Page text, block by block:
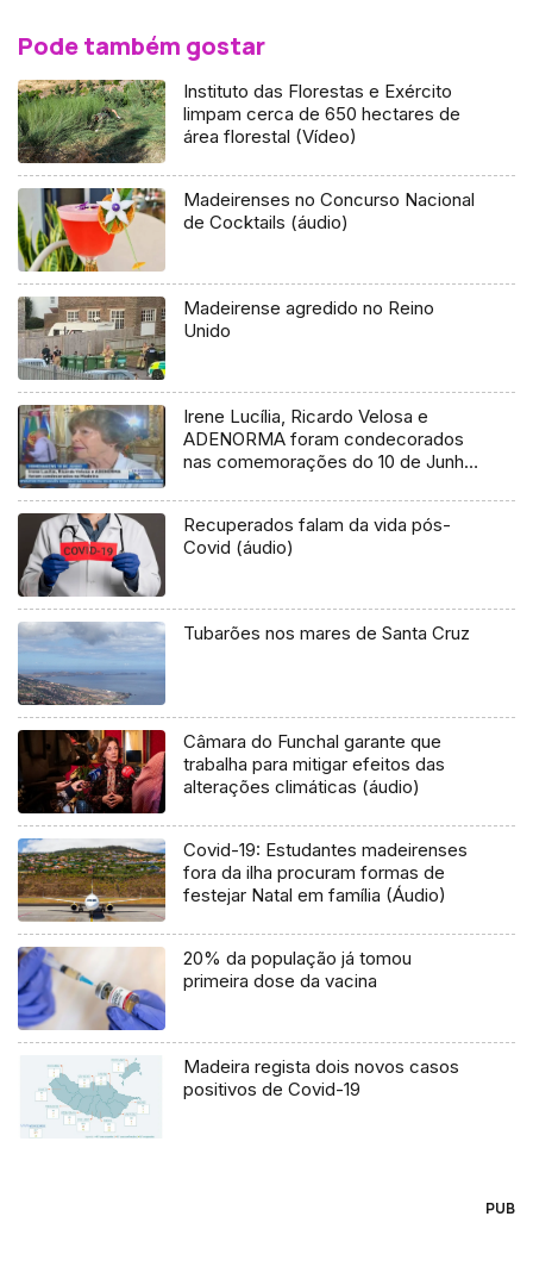
Pode também gostar
Instituto das Florestas e Exército
limpam cerca de 650 hectares de
área florestal (Vídeo)
Madeirenses no Concurso Nacional
de Cocktails (áudio)
Madeirense agredido no Reino
Unido
Irene Lucília, Ricardo Velosa e
ADENORMA foram condecorados
nas comemorações do 10 de Junho
Recuperados falam da vida pós-
Covid (áudio)
Tubarões nos mares de Santa Cruz
Câmara do Funchal garante que
trabalha para mitigar efeitos das
alterações climáticas (áudio)
Covid-19: Estudantes madeirenses
fora da ilha procuram formas de
festejar Natal em família (Áudio)
20% da população já tomou
primeira dose da vacina
Madeira regista dois novos casos
positivos de Covid-19
PUB